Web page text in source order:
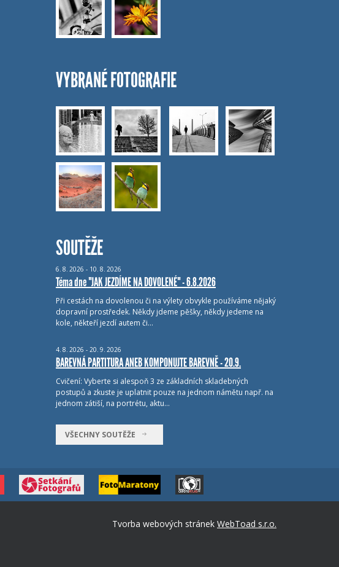
VYBRANÉ FOTOGRAFIE
SOUTĚŽE
6. 8. 2026 - 10. 8. 2026
Téma dne "JAK JEZDÍME NA DOVOLENÉ" - 6.8.2026
Při cestách na dovolenou či na výlety obvykle používáme nějaký
dopravní prostředek. Někdy jdeme pěšky, někdy jedeme na
kole, někteří jezdí autem či…
4. 8. 2026 - 20. 9. 2026
BAREVNÁ PARTITURA ANEB KOMPONUJTE BAREVNĚ - 20.9.
Cvičení: Vyberte si alespoň 3 ze základních skladebných
postupů a zkuste je uplatnit pouze na jednom námětu např. na
jednom zátiší, na portrétu, aktu…
VŠECHNY SOUTĚŽE
Tvorba webových stránek WebToad s.r.o.